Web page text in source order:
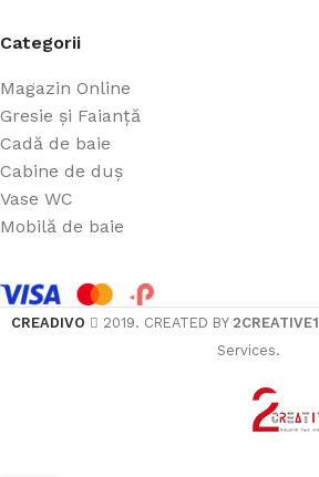
Categorii
Magazin Online
Gresie și Faianță
Cadă de baie
Cabine de duș
Vase WC
Mobilă de baie
CREADIVO 2019. CREATED BY 2CREATIVE1
Services.